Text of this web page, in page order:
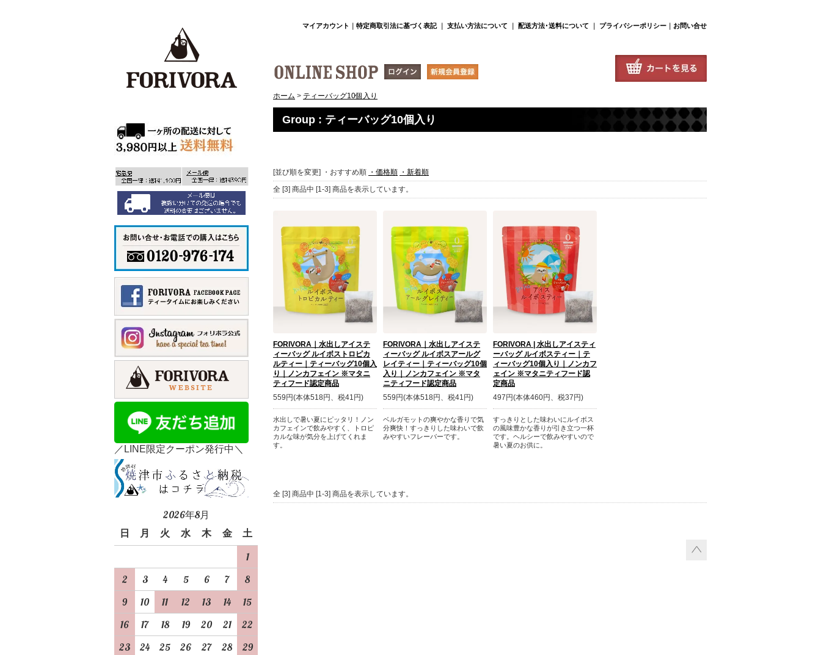
マイアカウント ｜ 特定商取引法に基づく表記｜ 支払い方法について ｜ 配送方法･送料について ｜ プライバシーポリシー ｜ お問い合せ
／LINE限定クーポン発行中＼
2026年8月
日
月 火 水 木 金
土
1
2
3 4 5 6 7
8
9
10 11 12 13 14
15
16
17 18 19 20 21
22
23
24 25 26 27 28
29
ホーム > ティーバッグ10個入り
Group : ティーバッグ10個入り
[並び順を変更] ・おすすめ順 ・価格順 ・新着順
全 [3] 商品中 [1-3] 商品を表示しています。
FORIVORA｜水出しアイステ
ィーバッグ ルイボストロピカ
ルティー｜ティーバッグ10個入
り｜ノンカフェイン ※マタニ
ティフード認定商品
559円(本体518円、税41円)
水出しで暑い夏にピッタリ！ノン
カフェインで飲みやすく、トロピ
カルな味が気分を上げてくれま
す。
FORIVORA｜水出しアイステ
ィーバッグ ルイボスアールグ
レイティー｜ティーバッグ10個
入り｜ノンカフェイン ※マタ
ニティフード認定商品
559円(本体518円、税41円)
ベルガモットの爽やかな香りで気
分爽快！すっきりした味わいで飲
みやすいフレーバーです。
FORIVORA | 水出しアイスティ
ーバッグ ルイボスティー｜テ
ィーバッグ10個入り｜ノンカフ
ェイン ※マタニティフード認
定商品
497円(本体460円、税37円)
すっきりとした味わいにルイボス
の風味豊かな香りが引き立つ一杯
です。ヘルシーで飲みやすいので
暑い夏のお供に。
全 [3] 商品中 [1-3] 商品を表示しています。